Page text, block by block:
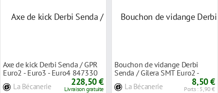
Axe de kick Derbi Senda / GPR
Euro2 - Euro3 - Euro4 847330
La Bécanerie 228,50 €
Livraison gratuite
Bouchon de vidange Derbi
Senda / Gilera SMT Euro2 -
La Bécanerie 8,50 €
Ports : 5,90 €